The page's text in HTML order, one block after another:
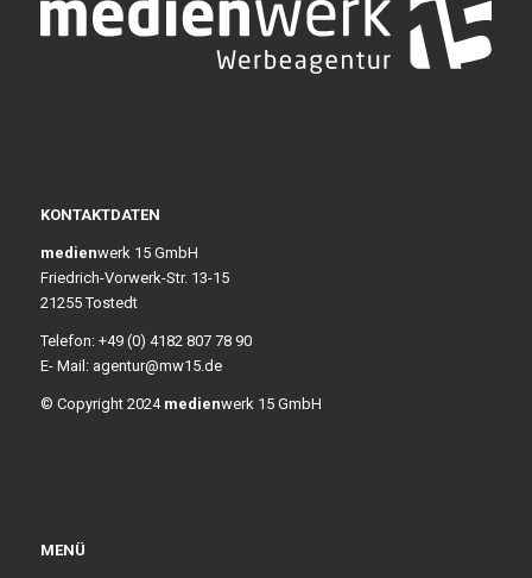
KONTAKTDATEN
medienwerk 15 GmbH
Friedrich-Vorwerk-Str. 13-15
21255 Tostedt
Telefon: +49 (0) 4182 807 78 90
E- Mail: agentur@mw15.de
© Copyright 2024 medienwerk 15 GmbH
MENÜ